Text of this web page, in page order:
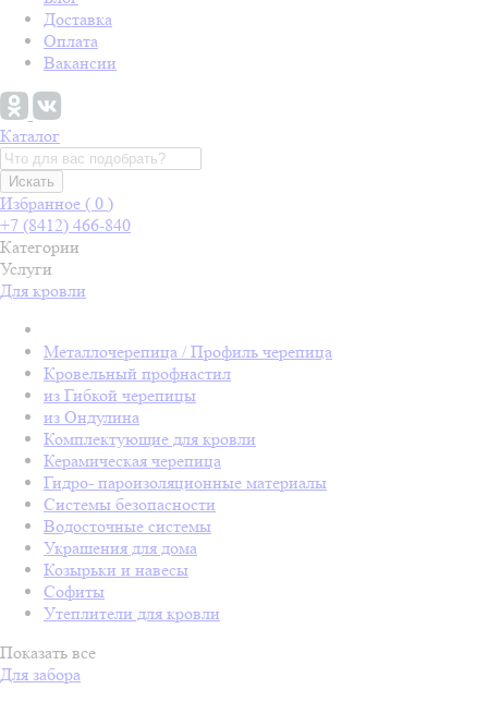
Доставка
Оплата
Вакансии
Каталог
Искать
Избранное ( 0 )
+7 (8412) 466-840
Категории
Услуги
Для кровли
Металлочерепица / Профиль черепица
Кровельный профнастил
из Гибкой черепицы
из Ондулина
Комплектующие для кровли
Керамическая черепица
Гидро- пароизоляционные материалы
Системы безопасности
Водосточные системы
Украшения для дома
Козырьки и навесы
Софиты
Утеплители для кровли
Показать все
Для забора